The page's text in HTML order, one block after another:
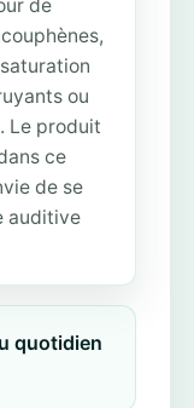
de
ou
Le produit
ce
de se
auditive
quotidien